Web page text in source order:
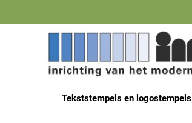
Tekststempels en logostempels